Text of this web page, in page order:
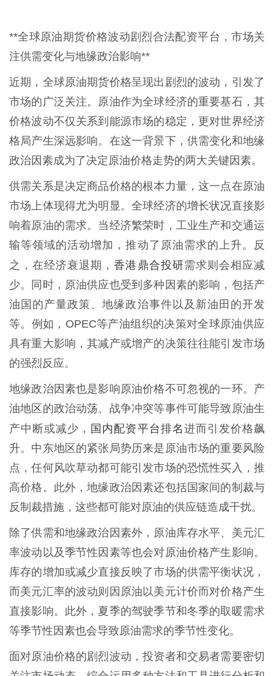
**全球原油期货价格波动剧烈合法配资平台，市场关
注供需变化与地缘政治影响**
近期，全球原油期货价格呈现出剧烈的波动，引发了
市场的广泛关注。原油作为全球经济的重要基石，其
价格波动不仅关系到能源市场的稳定，更对世界经济
格局产生深远影响。在这一背景下，供需变化和地缘
政治因素成为了决定原油价格走势的两大关键因素。
供需关系是决定商品价格的根本力量，这一点在原油
市场上体现得尤为明显。全球经济的增长状况直接影
响着原油的需求。当经济繁荣时，工业生产和交通运
输等领域的活动增加，推动了原油需求的上升。反
之，在经济衰退期，香港鼎合投研需求则会相应减
少。同时，原油供应也受到多种因素的影响，包括产
油国的产量政策、地缘政治事件以及新油田的开发
等。例如，OPEC等产油组织的决策对全球原油供应
具有重大影响，其减产或增产的决策往往能引发市场
的强烈反应。
地缘政治因素也是影响原油价格不可忽视的一环。产
油地区的政治动荡、战争冲突等事件可能导致原油生
产中断或减少， 国内配资平台排名 进而引发价格飙
升。中东地区的紧张局势历来是原油市场的重要风险
点，任何风吹草动都可能引发市场的恐慌性买入，推
高价格。此外，地缘政治因素还包括国家间的制裁与
反制裁措施，这些都可能对原油的供应链造成干扰。
除了供需和地缘政治因素外，原油库存水平、美元汇
率波动以及季节性因素等也会对原油价格产生影响。
库存的增加或减少直接反映了市场的供需平衡状况，
而美元汇率的波动则因原油以美元计价而对价格产生
直接影响。此外，夏季的驾驶季节和冬季的取暖需求
等季节性因素也会导致原油需求的季节性变化。
面对原油价格的剧烈波动，投资者和交易者需要密切